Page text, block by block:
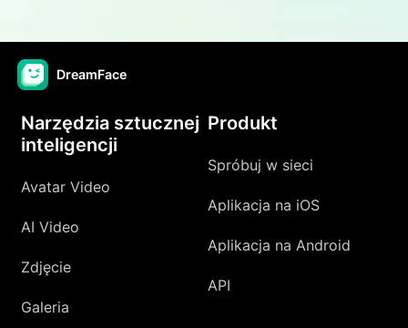
DreamFace
Narzędzia sztucznej
inteligencji
Avatar Video
AI Video
Zdjęcie
Galeria
Produkt
Spróbuj w sieci
Aplikacja na iOS
Aplikacja na Android
API